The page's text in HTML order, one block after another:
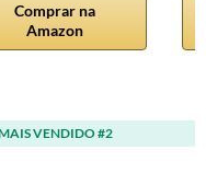
Comprar na
Amazon
VENDIDO #2